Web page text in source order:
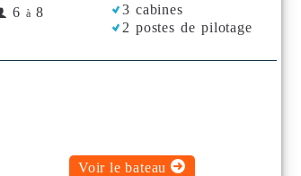
6 à 8
3 cabines
2 postes de pilotage
Voir le bateau